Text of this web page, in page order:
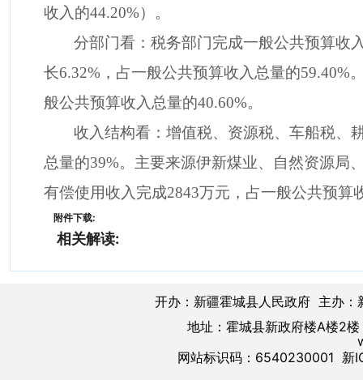
收入的44.20%）。
分部门看：税务部门完成一般公共预算收
长6.32%，占一般公共预算收入总量的59.40%
般公共预算收入总量的40.60%。
收入结构看：增值税、资源税、车船税、
总量的39%。主要来源伊新煤业、自然资源局
有偿使用收入完成2843万元，占一般公共预算
附件下载:
相关解读:
开办：新疆霍城县人民政府 主办
地址：霍城县新政府楼A楼
网站标识码：6540230001 新